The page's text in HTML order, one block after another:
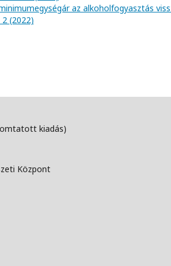
az alkoholfogyasztás
(2022)
kiadás)
Központ